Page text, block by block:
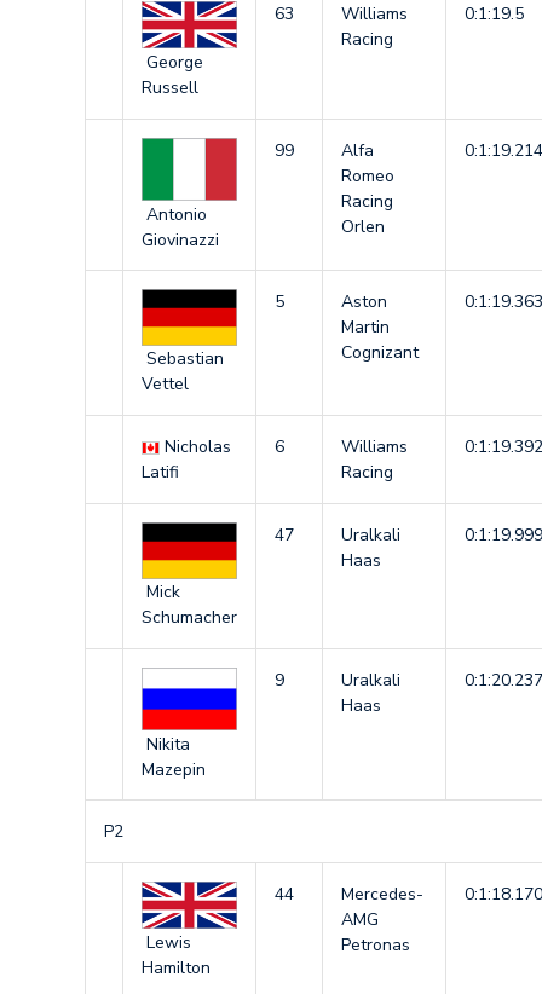
George
Russell
63
Williams
Racing
0:1:19.5
Antonio
Giovinazzi
99
Alfa
Romeo
Racing
Orlen
0:1:19.214
Sebastian
Vettel
5
Aston
Martin
Cognizant
0:1:19.363
Nicholas
Latifi
6
Williams
Racing
0:1:19.392
Mick
Schumacher
47
Uralkali
Haas
0:1:19.999
Nikita
Mazepin
9
Uralkali
Haas
0:1:20.237
P2
Lewis
Hamilton
44
Mercedes-
AMG
Petronas
0:1:18.170